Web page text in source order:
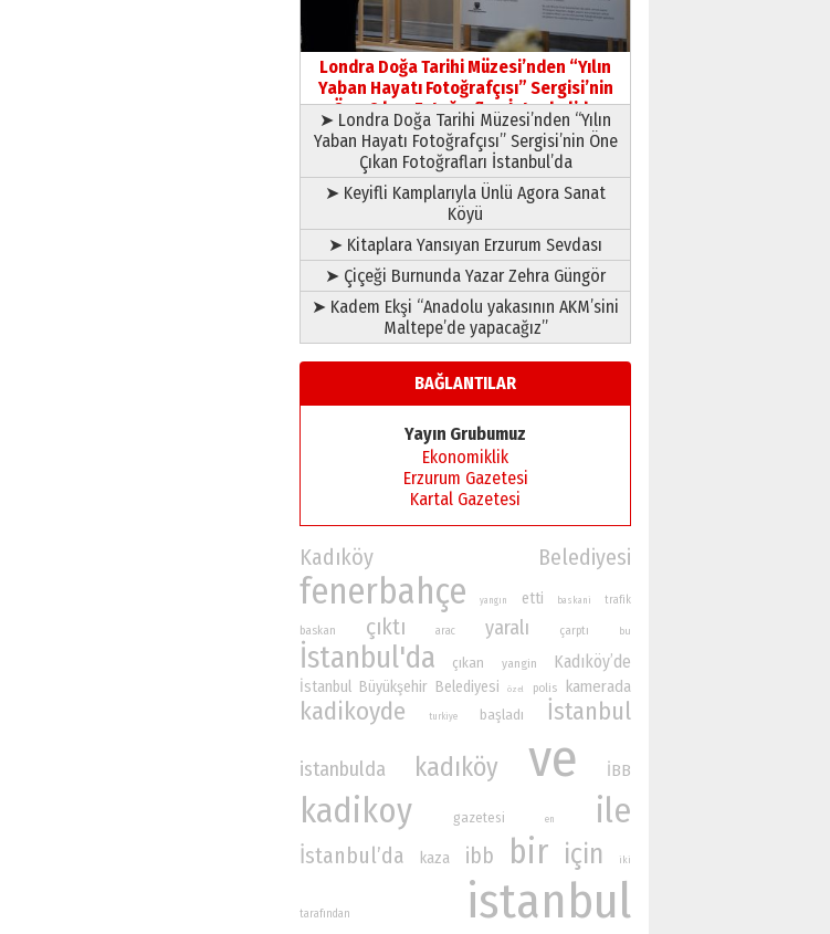
Yusuf POLAT
Şampiyonluk Sebahattin
Şirin’e yazar
11 Mayıs 2026 Pazartesi
Londra Doğa Tarihi Müzesi’nden “Yılın
Yaban Hayatı Fotoğrafçısı” Sergisi’nin
Öne Çıkan Fotoğrafları İstanbul’da
➤ Londra Doğa Tarihi Müzesi’nden “Yılın
Yaban Hayatı Fotoğrafçısı” Sergisi’nin Öne
Çıkan Fotoğrafları İstanbul’da
➤ Keyifli Kamplarıyla Ünlü Agora Sanat
Köyü
➤ Kitaplara Yansıyan Erzurum Sevdası
➤ Çiçeği Burnunda Yazar Zehra Güngör
➤ Kadem Ekşi “Anadolu yakasının AKM’sini
Maltepe’de yapacağız”
BAĞLANTILAR
Yayın Grubumuz
Ekonomiklik
Erzurum Gazetesi
Kartal Gazetesi
Kadıköy Belediyesi
fenerbahçe yangın etti baskani trafik
baskan çıktı arac yaralı çarptı bu
İstanbul'da çıkan yangin Kadıköy’de
İstanbul Büyükşehir Belediyesi özel polis kamerada
kadikoyde turkiye başladı İstanbul
istanbulda kadıköy ve İBB
kadikoy gazetesi en ile
İstanbul’da kaza ibb bir için iki
tarafından istanbul